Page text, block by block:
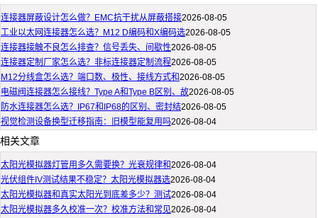
连接器屏蔽设计怎么做？EMC抗干扰从屏蔽搭接2026-08-05
工业以太网连接器怎么选？M12 D编码和X编码选2026-08-05
连接器接触不良怎么排查？信号丢失、间歇性2026-08-05
连接器定制厂家怎么选？非标连接器定制流程2026-08-05
M12分线盒怎么选？端口数、极性、接线方式和2026-08-05
电磁阀连接器怎么接线？Type A和Type B区别、故2026-08-05
防水连接器怎么选？IP67和IP68的区别、密封结2026-08-05
视觉检测设备换型迁移指南：旧模型能复用吗2026-08-04
相关文章
太阳光模拟器灯管用多久需要换？光衰规律和2026-08-04
光伏组件IV测试结果不稳定？太阳光模拟器选2026-08-04
太阳光模拟器和真实太阳光到底差多少？测试2026-08-04
太阳光模拟器多久校准一次？校准方法和常见2026-08-04